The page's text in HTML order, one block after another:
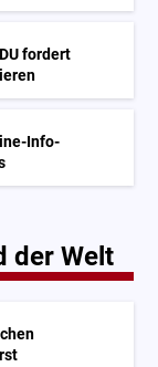
fordert
Info-
der Welt